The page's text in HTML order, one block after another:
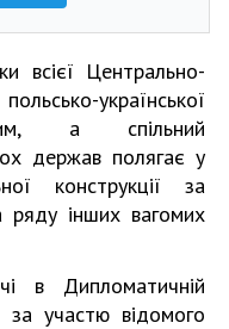
всієї Центрально-
української
а спільний
держав полягає у
конструкції за
інших вагомих
в Дипломатичній
участю відомого